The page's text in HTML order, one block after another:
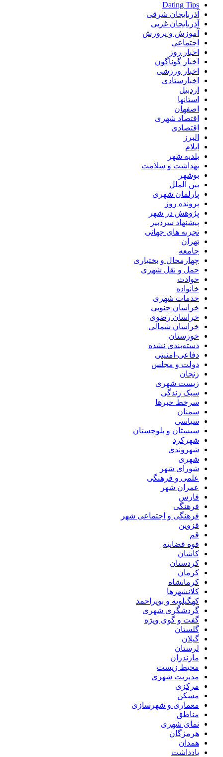
Dating Tips
آذربایجان شرقی
آذربایجان غربی
آموزش و پرورش
اجتماعی
اخبار روز
اخبار گوناگون
اخبار ورزشی
اخبارستادی
اردبیل
استانها
اصفهان
اقتصاد شهری
اقتصادی
البرز
ایلام
بلدیه شهر
بهداشت و سلامت
بوشهر
بین الملل
پارلمان شهری
پرونده روز
پژوهش در شهر
پیشنهاد سردبیر
تجربه های جهانی
تهران
جامعه
چهارمحال و بختیاری
حمل و نقل شهری
حوادث
خانواده
خدمات شهری
خراسان جنوبی
خراسان رضوی
خراسان شمالی
خوزستان
دسته‌بندی نشده
دفاعی-امنیتی
دولت و مجلس
زنجان
زیست شهری
سبک زندگی
سرخط خبرها
سمنان
سیاسی
سیستان و بلوچستان
شهرکرد
شهروندی
شهری
شورای شهر
علمی و فرهنگی
عمران شهر
فارس
فرهنگی
فرهنگی و اجتماعی شهر
قزوین
قم
قوه قضاییه
کاشان
کردستان
کرمان
کرمانشاه
کلانشهرها
کهگیلویه و بویراحمد
گردشگری شهری
گفت و گوی ویژه
گلستان
گیلان
لرستان
مازندران
محیط زیست
مدیریت شهری
مرکزی
مسکن
معماری و شهرسازی
مناطق
نمای شهری
هرمزگان
همدان
یادداشت